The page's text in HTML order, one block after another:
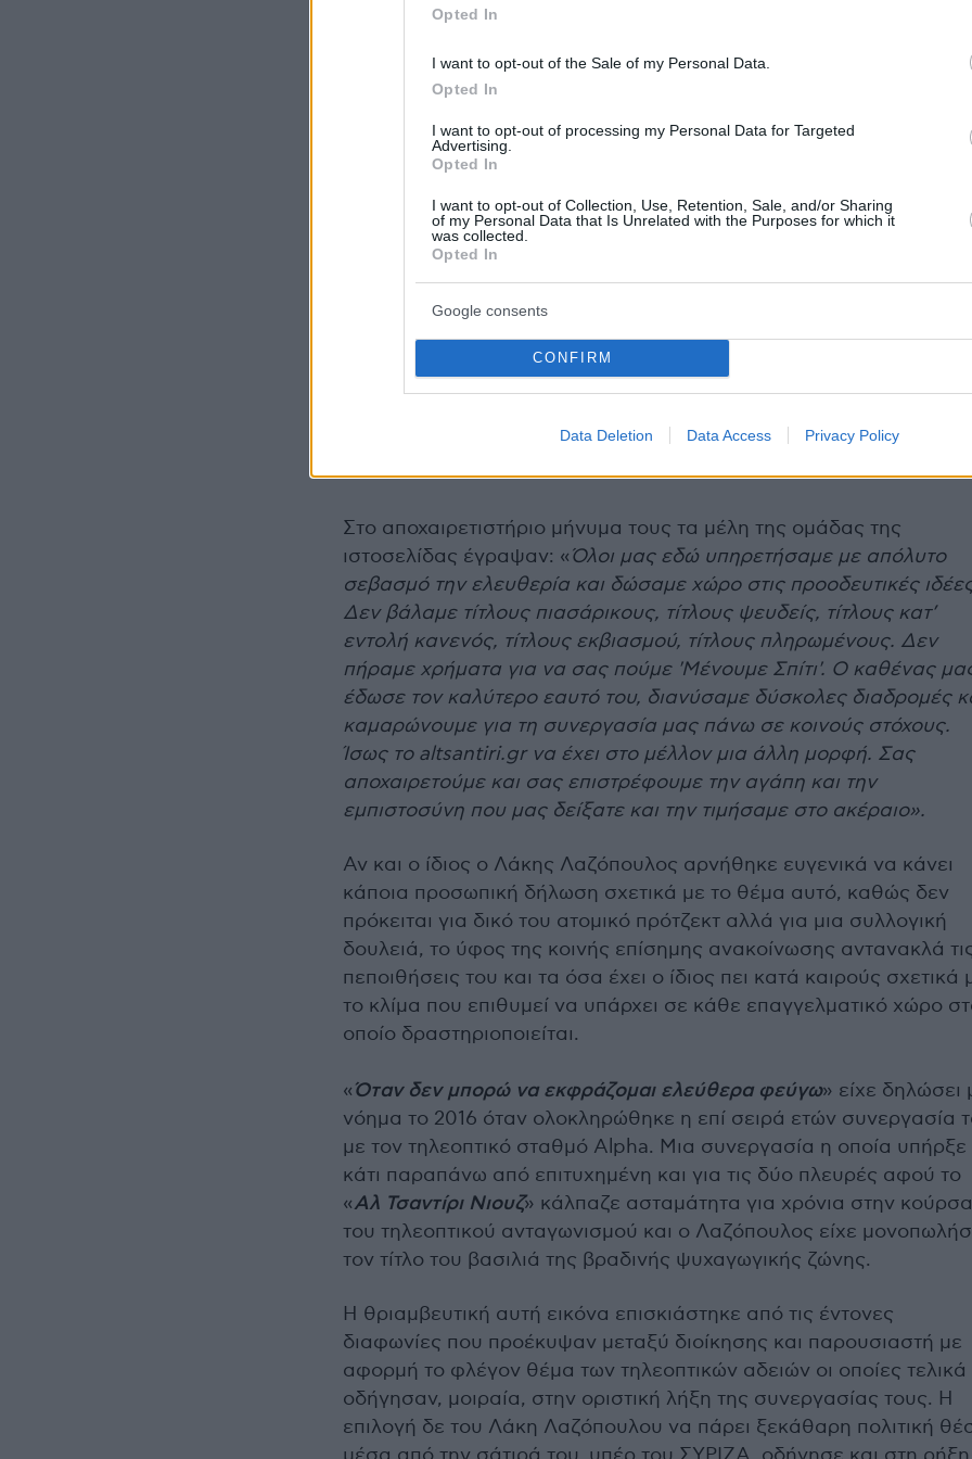
Opted In
I want to opt-out of the Sale of my Personal Data.
Opted In
I want to opt-out of processing my Personal Data for Targeted
Advertising.
Opted In
I want to opt-out of Collection, Use, Retention, Sale, and/or Sharing
of my Personal Data that Is Unrelated with the Purposes for which it
was collected.
Opted In
Google consents
CONFIRM
Data Deletion Data Access Privacy Policy
Στο αποχαιρετιστήριο μήνυμα τους τα μέλη της ομάδας της
ιστοσελίδας έγραψαν: «Όλοι μας εδώ υπηρετήσαμε με απόλυτο
σεβασμό την ελευθερία και δώσαμε χώρο στις προοδευτικές
Δεν βάλαμε τίτλους πιασάρικους, τίτλους ψευδείς, τίτλους κατ’
εντολή κανενός, τίτλους εκβιασμού, τίτλους πληρωμένους. Δεν
πήραμε χρήματα για να σας πούμε 'Μένουμε Σπίτι'. Ο καθένας
έδωσε τον καλύτερο εαυτό του, διανύσαμε δύσκολες διαδρομές
καμαρώνουμε για τη συνεργασία μας πάνω σε κοινούς στόχους.
Ίσως το altsantiri.gr να έχει στο μέλλον μια άλλη μορφή. Σας
αποχαιρετούμε και σας επιστρέφουμε την αγάπη και την
εμπιστοσύνη που μας δείξατε και την τιμήσαμε στο ακέραιο».
Αν και ο ίδιος ο Λάκης Λαζόπουλος αρνήθηκε ευγενικά να κάνει
κάποια προσωπική δήλωση σχετικά με το θέμα αυτό, καθώς δεν
πρόκειται για δικό του ατομικό πρότζεκτ αλλά για μια συλλογική
δουλειά, το ύφος της κοινής επίσημης ανακοίνωσης αντανακλά
πεποιθήσεις του και τα όσα έχει ο ίδιος πει κατά καιρούς σχετικά
το κλίμα που επιθυμεί να υπάρχει σε κάθε επαγγελματικό χώρο
οποίο δραστηριοποιείται.
«Όταν δεν μπορώ να εκφράζομαι ελεύθερα φεύγω» είχε δηλώσει
νόημα το 2016 όταν ολοκληρώθηκε η επί σειρά ετών συνεργασία
με τον τηλεοπτικό σταθμό Alpha. Μια συνεργασία η οποία υπήρξε
κάτι παραπάνω από επιτυχημένη και για τις δύο πλευρές αφού το
«Αλ Τσαντίρι Νιουζ» κάλπαζε ασταμάτητα για χρόνια στην κούρσα
του τηλεοπτικού ανταγωνισμού και ο Λαζόπουλος είχε
τον τίτλο του βασιλιά της βραδινής ψυχαγωγικής ζώνης.
Η θριαμβευτική αυτή εικόνα επισκιάστηκε από τις έντονες
διαφωνίες που προέκυψαν μεταξύ διοίκησης και παρουσιαστή με
αφορμή το φλέγον θέμα των τηλεοπτικών αδειών οι οποίες τελικά
οδήγησαν, μοιραία, στην οριστική λήξη της συνεργασίας τους. Η
επιλογή δε του Λάκη Λαζόπουλου να πάρει ξεκάθαρη πολιτική